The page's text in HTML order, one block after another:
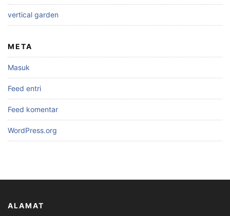
vertical garden
META
Masuk
Feed entri
Feed komentar
WordPress.org
ALAMAT